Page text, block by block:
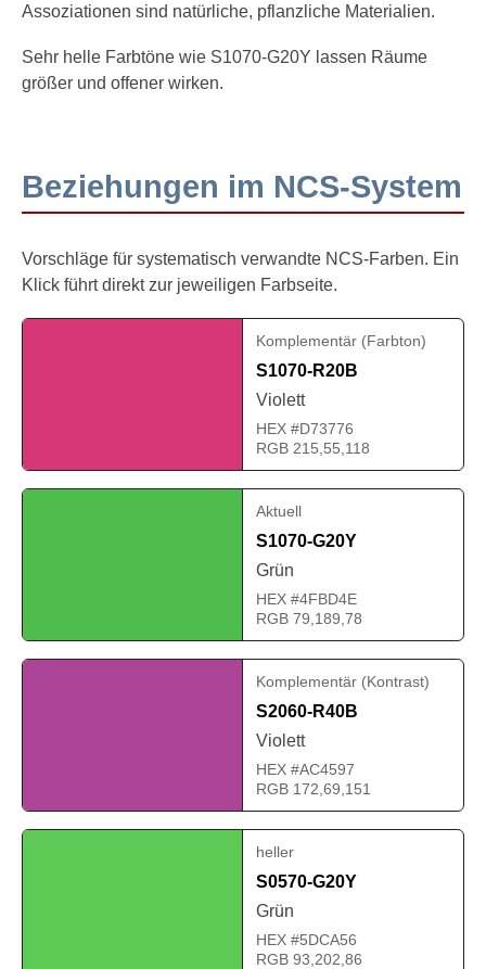
Assoziationen sind natürliche, pflanzliche Materialien.
Sehr helle Farbtöne wie S1070-G20Y lassen Räume
größer und offener wirken.
Beziehungen im NCS-System
Vorschläge für systematisch verwandte NCS-Farben. Ein
Klick führt direkt zur jeweiligen Farbseite.
Komplementär (Farbton)
S1070-R20B
Violett
HEX #D73776
RGB 215,55,118
Aktuell
S1070-G20Y
Grün
HEX #4FBD4E
RGB 79,189,78
Komplementär (Kontrast)
S2060-R40B
Violett
HEX #AC4597
RGB 172,69,151
heller
S0570-G20Y
Grün
HEX #5DCA56
RGB 93,202,86